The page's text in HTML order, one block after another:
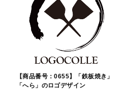
【商品番号：0655】「鉄板焼き」
「へら」のロゴデザイン